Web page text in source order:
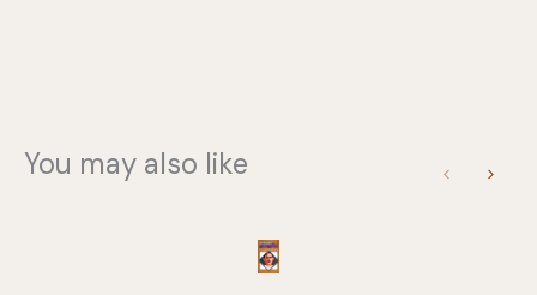
You may also like
PreviousNext